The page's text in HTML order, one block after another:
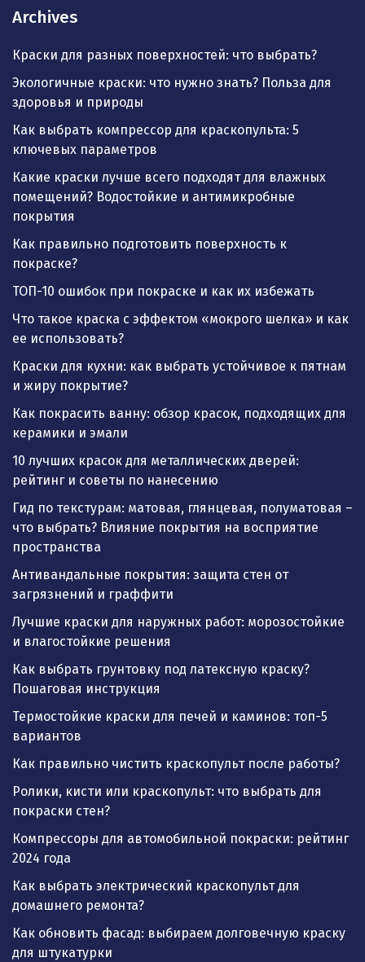
Archives
Краски для разных поверхностей: что выбрать?
Экологичные краски: что нужно знать? Польза для
здоровья и природы
Как выбрать компрессор для краскопульта: 5
ключевых параметров
Какие краски лучше всего подходят для влажных
помещений? Водостойкие и антимикробные
покрытия
Как правильно подготовить поверхность к
покраске?
ТОП-10 ошибок при покраске и как их избежать
Что такое краска с эффектом «мокрого шелка» и как
ее использовать?
Краски для кухни: как выбрать устойчивое к пятнам
и жиру покрытие?
Как покрасить ванну: обзор красок, подходящих для
керамики и эмали
10 лучших красок для металлических дверей:
рейтинг и советы по нанесению
Гид по текстурам: матовая, глянцевая, полуматовая –
что выбрать? Влияние покрытия на восприятие
пространства
Антивандальные покрытия: защита стен от
загрязнений и граффити
Лучшие краски для наружных работ: морозостойкие
и влагостойкие решения
Как выбрать грунтовку под латексную краску?
Пошаговая инструкция
Термостойкие краски для печей и каминов: топ-5
вариантов
Как правильно чистить краскопульт после работы?
Ролики, кисти или краскопульт: что выбрать для
покраски стен?
Компрессоры для автомобильной покраски: рейтинг
2024 года
Как выбрать электрический краскопульт для
домашнего ремонта?
Как обновить фасад: выбираем долговечную краску
для штукатурки